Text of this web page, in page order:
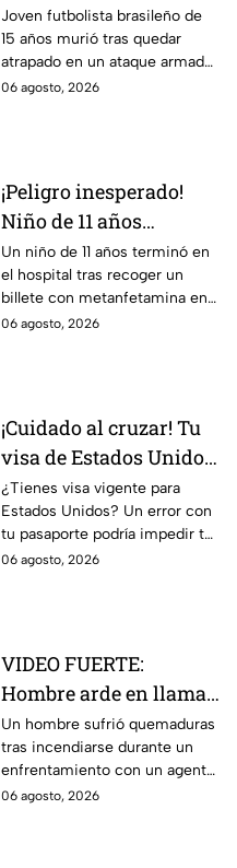
pleno partido
Joven futbolista brasileño de
15 años murió tras quedar
atrapado en un ataque armado
en Maceió. Autoridades
06 agosto, 2026
¡Peligro inesperado!
Niño de 11 años
termina en el hospital
tras recoger un billete
del suelo
Un niño de 11 años terminó en
el hospital tras recoger un
billete con metanfetamina en
Alabama. Autoridades
06 agosto, 2026
¡Cuidado al cruzar! Tu
visa de Estados Unidos
podría quedar
cancelada por este
error en el pasaporte
¿Tienes visa vigente para
Estados Unidos? Un error con
tu pasaporte podría impedir tu
entrada, incluso si el
06 agosto, 2026
VIDEO FUERTE:
Hombre arde en llamas
tras recibir descarga de
taser de un policía en
plena gasolinera
Un hombre sufrió quemaduras
tras incendiarse durante un
enfrentamiento con un agente
que usó un taser cerca de una
06 agosto, 2026